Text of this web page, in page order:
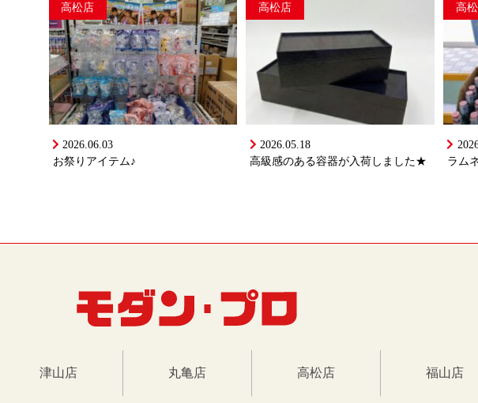
高松店
2026.06.03
お祭りアイテム♪
高松店
2026.05.18
高級感のある容器が入荷しました★
高
ラム
津山店 丸亀店 高松店 福山店